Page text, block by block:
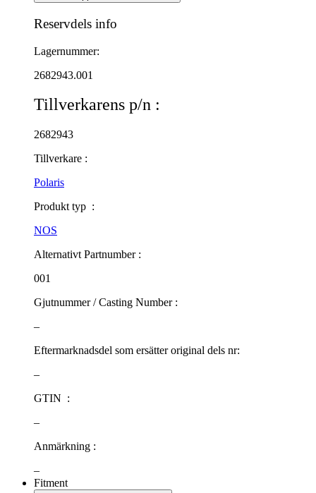
Reservdels info
Lagernummer:
2682943.001
Tillverkarens p/n :
2682943
Tillverkare :
Polaris
Produkt typ :
NOS
Alternativt Partnumber :
001
Gjutnummer / Casting Number :
–
Eftermarknadsdel som ersätter original dels nr:
–
GTIN :
–
Anmärkning :
–
Fitment